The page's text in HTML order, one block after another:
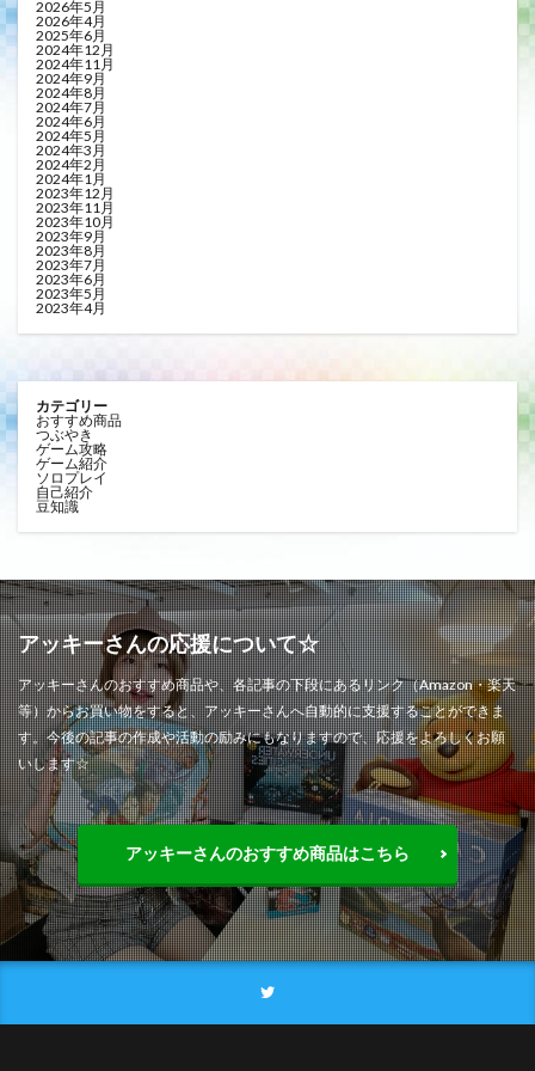
2026年5月
2026年4月
2025年6月
2024年12月
2024年11月
2024年9月
2024年8月
2024年7月
2024年6月
2024年5月
2024年3月
2024年2月
2024年1月
2023年12月
2023年11月
2023年10月
2023年9月
2023年8月
2023年7月
2023年6月
2023年5月
2023年4月
カテゴリー
おすすめ商品
つぶやき
ゲーム攻略
ゲーム紹介
ソロプレイ
自己紹介
豆知識
アッキーさんの応援について☆
アッキーさんのおすすめ商品や、各記事の下段にあるリンク（Amazon・楽天
等）からお買い物をすると、アッキーさんへ自動的に支援することができま
す。今後の記事の作成や活動の励みにもなりますので、応援をよろしくお願
いします☆
アッキーさんのおすすめ商品はこちら